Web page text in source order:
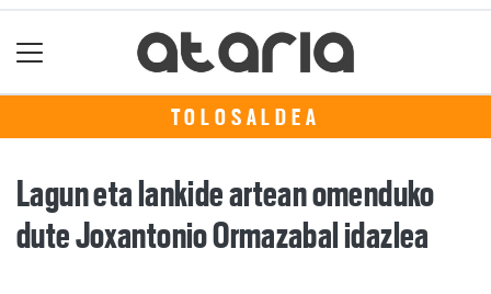
TOLOSALDEA
Lagun eta lankide artean omenduko
dute Joxantonio Ormazabal idazlea